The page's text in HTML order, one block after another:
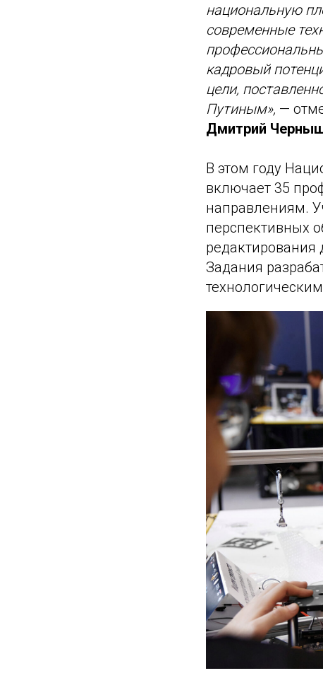
национальную
современные
кадровый
цели,
Путиным», —
Дмитрий
В этом году
включает 35
направлениям.
перспективных
редактирования
Задания